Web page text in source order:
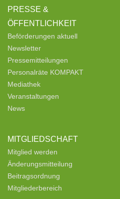
PRESSE &
ÖFFENTLICHKEIT
Beförderungen aktuell
Newsletter
Pressemitteilungen
Personalräte KOMPAKT
Mediathek
Veranstaltungen
News
MITGLIEDSCHAFT
Mitglied werden
Änderungsmitteilung
Beitragsordnung
Mitgliederbereich